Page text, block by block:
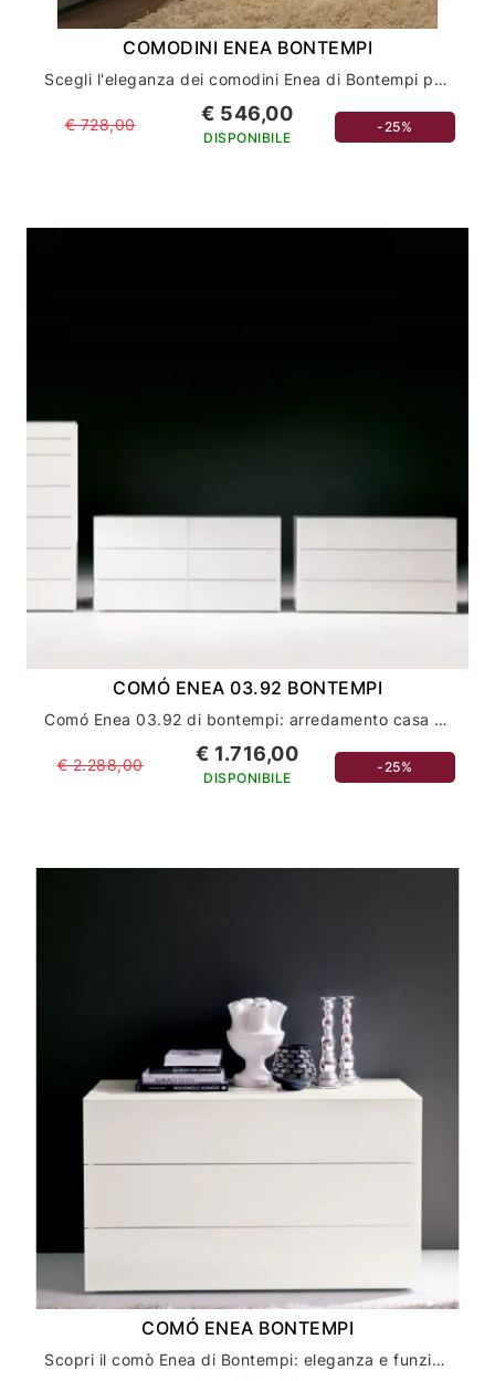
COMODINI ENEA BONTEMPI
Scegli l'eleganza dei comodini Enea di Bontempi per l'arredamento della tua casa
€ 728,00 € 546,00
DISPONIBILE
-25%
COMÓ ENEA 03.92 BONTEMPI
Comó Enea 03.92 di bontempi: arredamento casa con eleganza e stile
€ 2.288,00 € 1.716,00
DISPONIBILE
-25%
COMÓ ENEA BONTEMPI
Scopri il comò Enea di Bontempi: eleganza e funzionalità per l'arredamento della tua casa